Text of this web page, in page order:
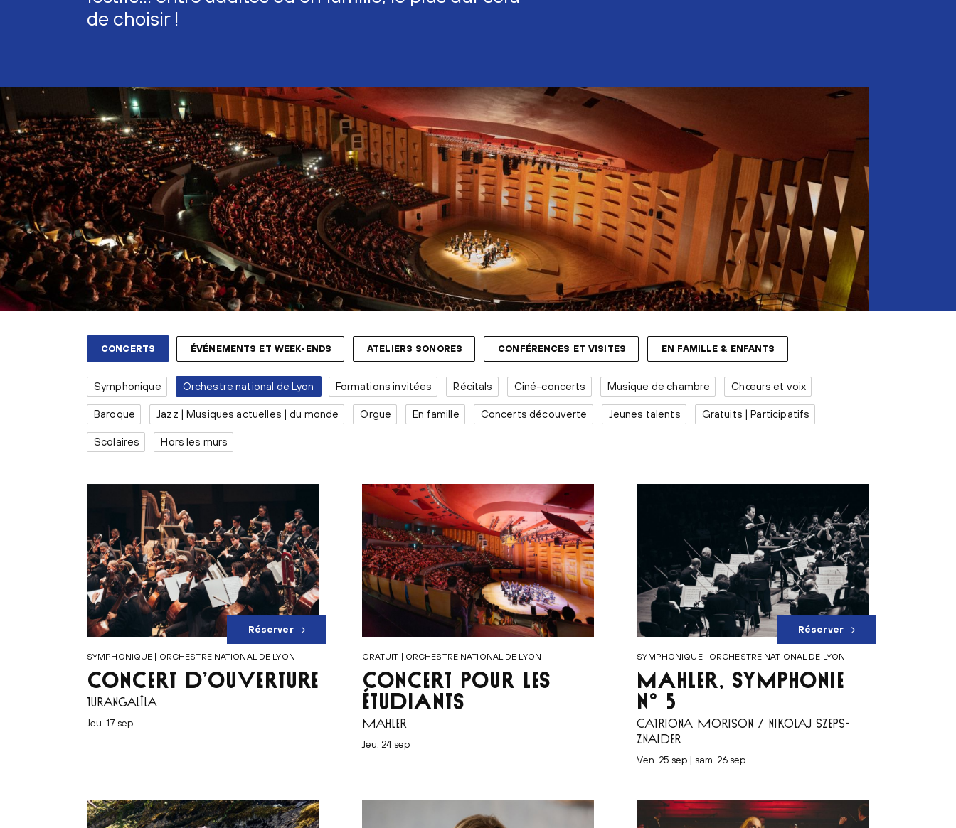
de choisir !
CONCERTS ÉVÉNEMENTS ET WEEK-ENDS ATELIERS SONORES CONFÉRENCES ET VISITES EN FAMILLE & ENFANTS
Symphonique Orchestre national de Lyon Formations invitées Récitals Ciné-concerts Musique de chambre Chœurs et voix
Baroque Jazz | Musiques actuelles | du monde Orgue En famille Concerts découverte Jeunes talents Gratuits | Participatifs
Scolaires Hors les murs
SYMPHONIQUE | ORCHESTRE NATIONAL DE LYON
CONCERT D’OUVERTURE
TURANGALÎLA
jeu. 17 sep
Réserver
GRATUIT | ORCHESTRE NATIONAL DE LYON
CONCERT POUR LES
ÉTUDIANTS
MAHLER
jeu. 24 sep
SYMPHONIQUE | ORCHESTRE NATIONAL DE LYON
MAHLER, SYMPHONIE
N° 5
CATRIONA MORISON / NIKOLAJ SZEPS-
ZNAIDER
ven. 25 sep | sam. 26 sep
Réserver